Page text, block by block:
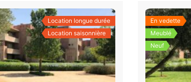
Location longue durée
Location saisonnière
En vedette
Meublé
Neuf